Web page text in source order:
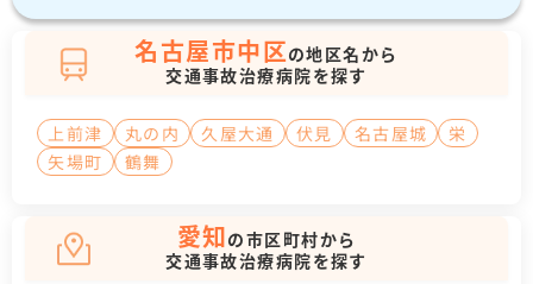
名古屋市中区の地区名から
交通事故治療病院を探す
上前津 丸の内 久屋大通 伏見 名古屋城
栄
矢場町
鶴舞
愛知の市区町村から
交通事故治療病院を探す